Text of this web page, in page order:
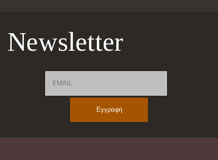
Newsletter